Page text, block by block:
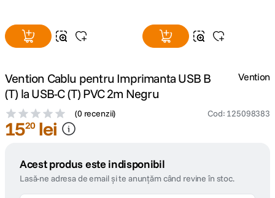
Vention Cablu pentru Imprimanta USB B
(T) la USB-C (T) PVC 2m Negru
(0 recenzii) Cod: 125098383
Vention
1520 lei
Acest produs este indisponibil
Lasă-ne adresa de email și te anunțăm când revine în stoc.